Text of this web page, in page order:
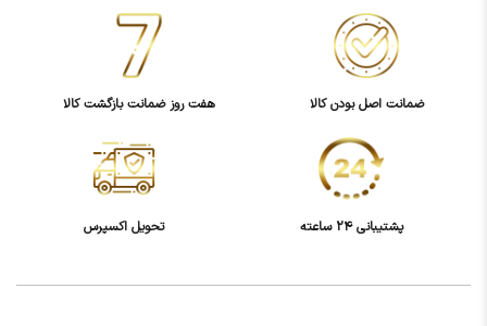
ضمانت اصل بودن کالا هفت روز ضمانت بازگشت کالا
پشتیبانی 24 ساعته تحویل اکسپرس